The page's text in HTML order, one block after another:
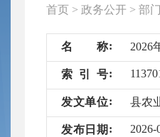
首页 > 政务公开 > 部
名 称
索 引 号
发文单位 县农
发布 日 期 2026-